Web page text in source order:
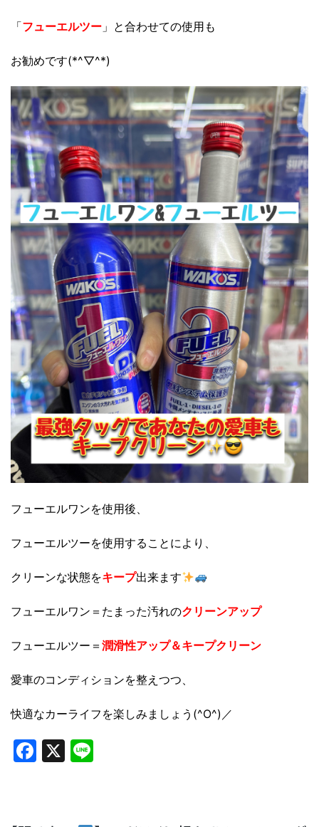
「フューエルツー 」と合わせての使用も
お勧めです(*^▽^*)
フューエルワンを使用後、
フューエルツーを使用することにより、
クリーンな状態をキープ出来ます
フューエルワン＝たまった汚れのクリーンアップ
フューエルツー＝ 潤滑性アップ＆キープクリーン
愛車のコンディションを整えつつ、
快適なカーライフを楽しみましょう(^O^)／
Facebook
X